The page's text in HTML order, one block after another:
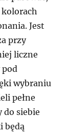
kolorach
Jest
przy
liczne
pod
wybraniu
pełne
do siebie
będą